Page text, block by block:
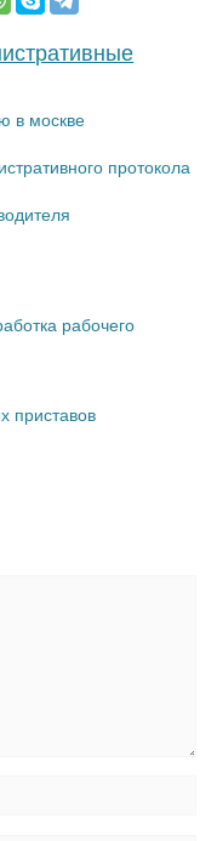
в москве
протокола
рабочего
приставов